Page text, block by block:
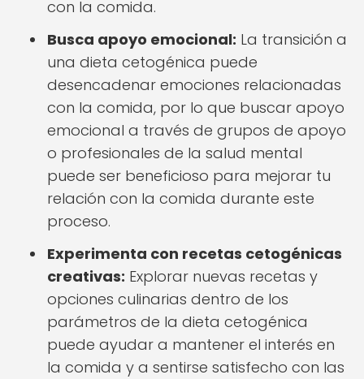
con la comida.
Busca apoyo emocional: La transición a
una dieta cetogénica puede
desencadenar emociones relacionadas
con la comida, por lo que buscar apoyo
emocional a través de grupos de apoyo
o profesionales de la salud mental
puede ser beneficioso para mejorar tu
relación con la comida durante este
proceso.
Experimenta con recetas cetogénicas
creativas: Explorar nuevas recetas y
opciones culinarias dentro de los
parámetros de la dieta cetogénica
puede ayudar a mantener el interés en
la comida y a sentirse satisfecho con las